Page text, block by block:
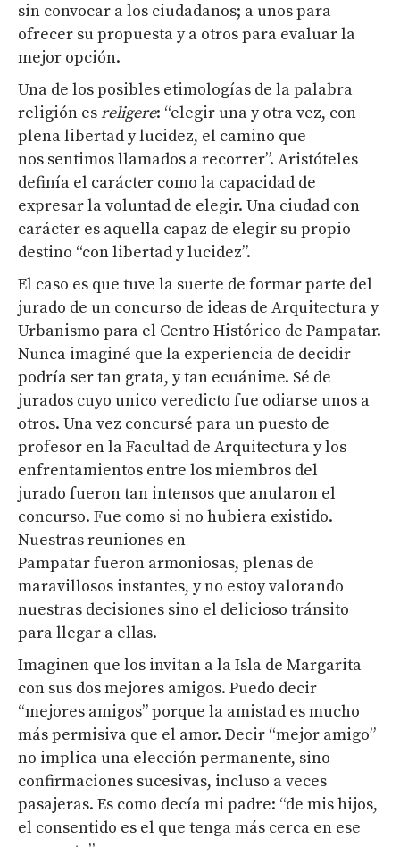
sin convocar a los ciudadanos; a unos para
ofrecer su propuesta y a otros para evaluar la
mejor opción.
Una de los posibles etimologías de la palabra
religión esreligere: “elegir una y otra vez, con
plena libertad y lucidez, el camino que
nos sentimos llamados a recorrer”. Aristóteles
definía el carácter como la capacidad de
expresar la voluntad de elegir. Una ciudad con
carácter es aquella capaz de elegir su propio
destino “con libertad y lucidez”.
El caso es que tuve la suerte de formar parte del
jurado de un concurso de ideas de Arquitectura y
Urbanismo para el Centro Histórico de Pampatar.
Nunca imaginé que la experiencia de decidir
podría ser tan grata, y tan ecuánime. Sé de
jurados cuyo unico veredicto fue odiarse unos a
otros. Una vez concursé para un puesto de
profesor en la Facultad de Arquitectura y los
enfrentamientos entre los miembros del
jurado fueron tan intensos que anularon el
concurso. Fue como si no hubiera existido.
Nuestras reuniones en
Pampatar fueron armoniosas, plenas de
maravillosos instantes, y no estoy valorando
nuestras decisiones sino el delicioso tránsito
para llegar a ellas.
Imaginen que los invitan a la Isla de Margarita
con sus dos mejores amigos. Puedo decir
“mejores amigos” porque la amistad es mucho
más permisiva que el amor. Decir “mejor amigo”
no implica una elección permanente, sino
confirmaciones sucesivas, incluso a veces
pasajeras. Es como decía mi padre: “de mis hijos,
el consentido es el que tenga más cerca en ese